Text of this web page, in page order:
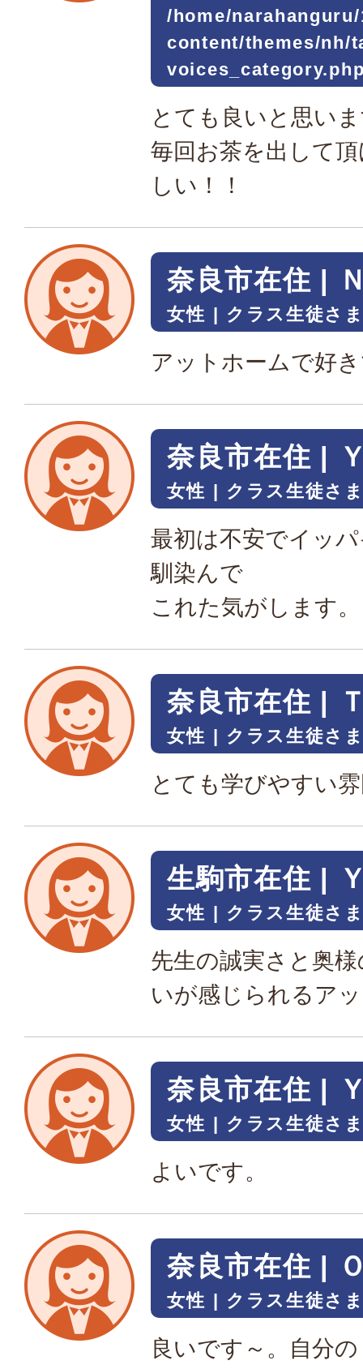
/home/
content/themes/nh/
とても良いと思い
毎回お茶を出して
しい！！
奈良市在住 |
女性 クラス生徒さ
アットホームで好
奈良市在住 |
女性 クラス生徒さ
最初は不安でイッ
馴染んで
これた気がします
奈良市在住 |
女性 クラス生徒さ
とても学びやすい
生駒市在住 |
女性 クラス生徒さ
先生の誠実さと奥
いが感じられるア
奈良市在住 |
女性 クラス生徒さ
よいです。
奈良市在住 |
女性 クラス生徒さ
良いです～。自分